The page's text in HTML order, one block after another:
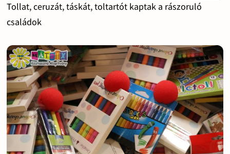
Tollat, ceruzát, táskát, toltartót kaptak a rászoruló
családok